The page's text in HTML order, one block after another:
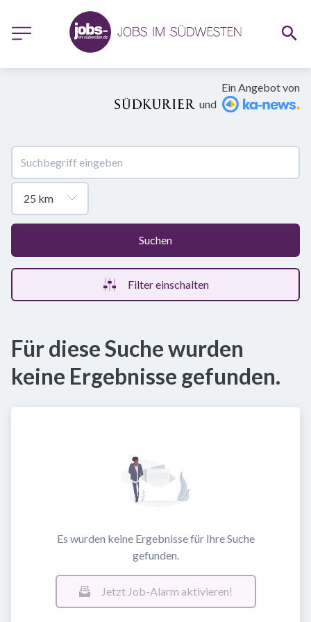
Ein Angebot von
und
Suchen
Filter einschalten
Für diese Suche wurden
keine Ergebnisse gefunden.
Es wurden keine Ergebnisse für Ihre Suche
gefunden.
Jetzt Job-Alarm aktivieren!